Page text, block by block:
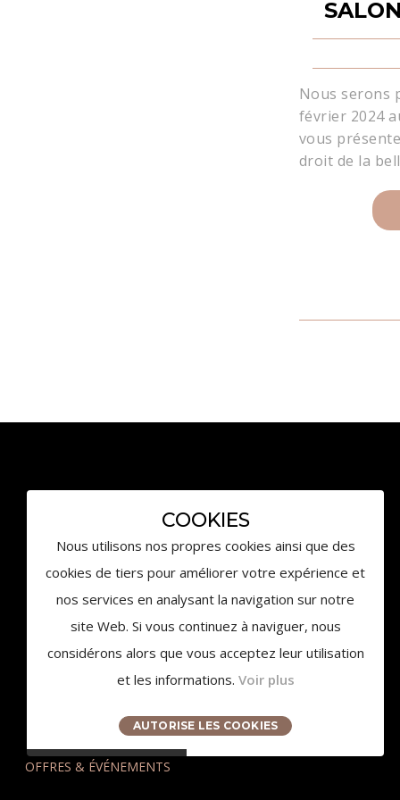
OFFRES & ÉVÉNEMENTS
Nous serons
février 2024
vous
droit de la
COOKIES
Nous utilisons nos propres cookies ainsi que des
cookies de tiers pour améliorer votre expérience et
nos services en analysant la navigation sur notre
site Web. Si vous continuez à naviguer, nous
considérons alors que vous acceptez leur utilisation
et les informations. Voir plus
AUTORISE LES COOKIES
13100 Aix-en-Provence
+33 (0)4 84 930 930
© 2020 Château de la Gaude - Tous droits réservés